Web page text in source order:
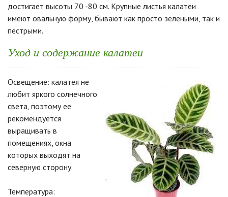
достигает высоты 70 -80 см. Крупные листья калатеи
имеют овальную форму, бывают как просто зелеными, так и
пестрыми.
Уход и содержание калатеи
Освещение: калатея не
любит яркого солнечного
света, поэтому ее
рекомендуется
выращивать в
помещениях, окна
которых выходят на
северную сторону.
Температура: